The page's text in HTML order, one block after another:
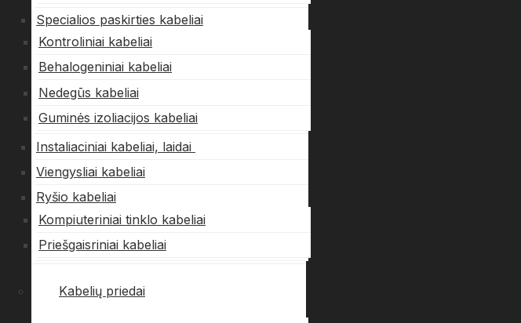
Specialios paskirties kabeliai
Kontroliniai kabeliai
Behalogeniniai kabeliai
Nedegūs kabeliai
Guminės izoliacijos kabeliai
Instaliaciniai kabeliai, laidai
Viengysliai kabeliai
Ryšio kabeliai
Kompiuteriniai tinklo kabeliai
Priešgaisriniai kabeliai
Kabelių priedai